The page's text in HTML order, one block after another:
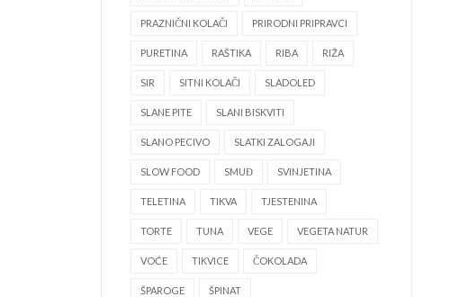
PRAZNIČNI KOLAČI PRIRODNI PRIPRAVCI
PURETINA RAŠTIKA RIBA RIŽA
SIR SITNI KOLAČI SLADOLED
SLANE PITE SLANI BISKVITI
SLANO PECIVO SLATKI ZALOGAJI
SLOW FOOD SMUĐ SVINJETINA
TELETINA TIKVA TJESTENINA
TORTE TUNA VEGE VEGETA NATUR
VOĆE TIKVICE ČOKOLADA
ŠPAROGE ŠPINAT